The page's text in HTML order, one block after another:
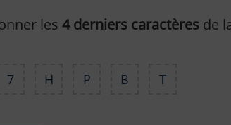
les 4 derniers caractèresde
7 H P B T